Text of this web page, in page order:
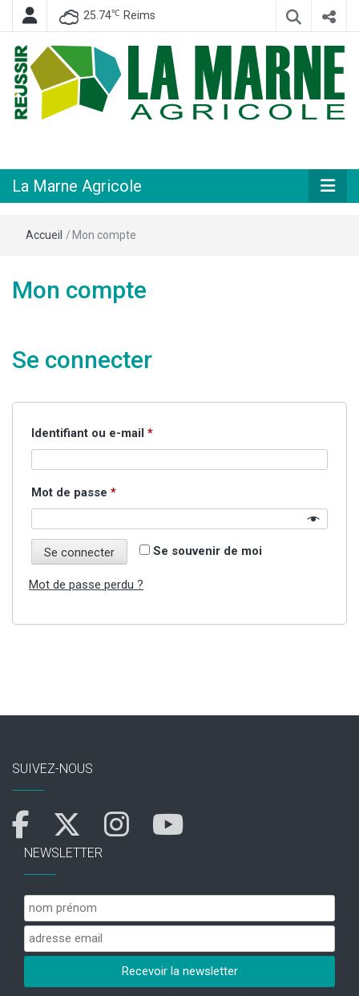
25.74℃ Reims
Agricole
La Marne Agricole
Accueil /Mon compte
Mon compte
Se connecter
Identifiant ou e-mail *Obligatoire
Mot de passe *Obligatoire
Se souvenir de moi
Se connecter
Mot de passe perdu ?
SUIVEZ-NOUS
NEWSLETTER